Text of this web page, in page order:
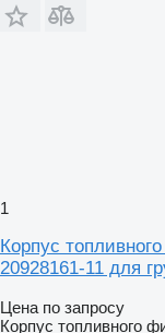
1
Корпус
20928161-11 для
Цена по запросу
Корпус топливного